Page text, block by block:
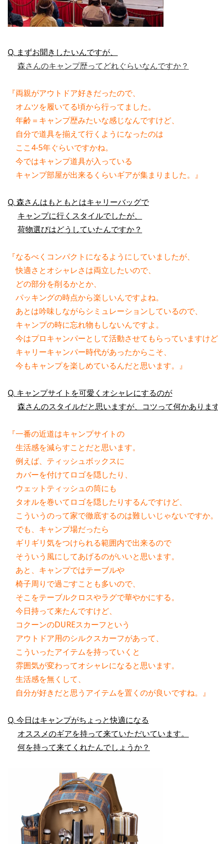
Q. まずお聞きしたいんですが、
森さんのキャンプ歴ってどれぐらいなんですか？
『両親がアウトドア好きだったので、
オムツを履いてる頃から行ってました。
年齢＝キャンプ歴みたいな感じなんですけど、
自分で道具を揃えて行くようになったのは
ここ4-5年ぐらいですかね。
今ではキャンプ道具が入っている
キャンプ部屋が出来るくらいギアが集まりました。』
Q. 森さんはもともとはキャリーバッグで
キャンプに行くスタイルでしたが、
荷物選びはどうしていたんですか？
『なるべくコンパクトになるようにしていましたが、
快適さとオシャレさは両立したいので、
どの部分を削るかとか、
パッキングの時点から楽しいんですよね。
あとは吟味しながらシミュレーションしているので、
キャンプの時に忘れ物もしないんですよ。
今はプロキャンパーとして活動させてもらっていますけ
キャリーキャンパー時代があったからこそ、
今もキャンプを楽しめているんだと思います。』
Q. キャンプサイトを可愛くオシャレにするのが
森さんのスタイルだと思いますが、コツって何かありま
『一番の近道はキャンプサイトの
生活感を減らすことだと思います。
例えば、ティッシュボックスに
カバーを付けてロゴを隠したり、
ウェットティッシュの筒にも
タオルを巻いてロゴを隠したりするんですけど、
こういうのって家で徹底するのは難しいじゃないですか。
でも、キャンプ場だったら
ギリギリ気をつけられる範囲内で出来るので
そういう風にしてあげるのがいいと思います。
あと、キャンプではテーブルや
椅子周りで過ごすことも多いので、
そこをテーブルクロスやラグで華やかにする。
今日持って来たんですけど、
コクーンのDUREスカーフという
アウトドア用のシルクスカーフがあって、
こういったアイテムを持っていくと
雰囲気が変わってオシャレになると思います。
生活感を無くして、
自分が好きだと思うアイテムを置くのが良いですね。』
Q. 今日はキャンプがちょっと快適になる
オススメのギアを持って来ていただいています。
何を持って来てくれたんでしょうか？